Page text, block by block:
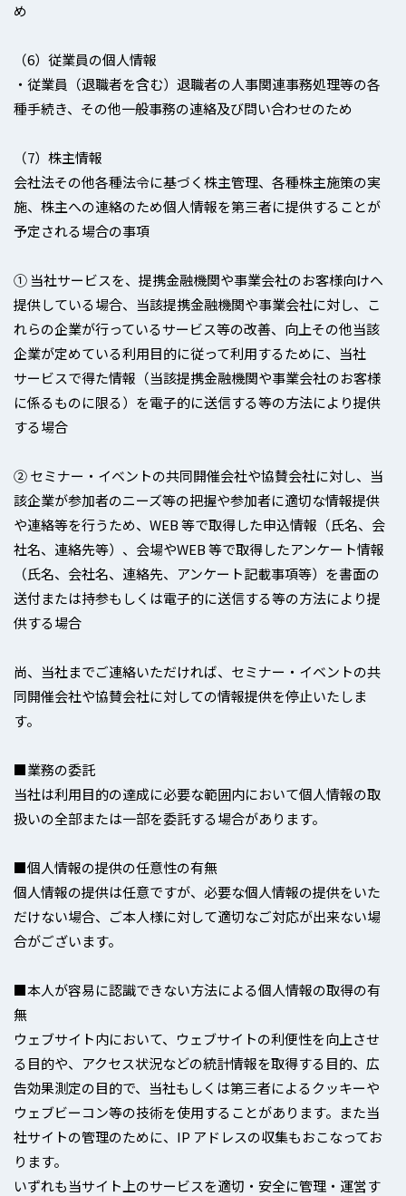
め
（6）従業員の個人情報
・従業員（退職者を含む）退職者の人事関連事務処理等の各
種手続き、その他一般事務の連絡及び問い合わせのため
（7）株主情報
会社法その他各種法令に基づく株主管理、各種株主施策の実
施、株主への連絡のため個人情報を第三者に提供することが
予定される場合の事項
① 当社サービスを、提携金融機関や事業会社のお客様向けへ
提供している場合、当該提携金融機関や事業会社に対し、こ
れらの企業が行っているサービス等の改善、向上その他当該
企業が定めている利用目的に従って利用するために、当社
サービスで得た情報（当該提携金融機関や事業会社のお客様
に係るものに限る）を電子的に送信する等の方法により提供
する場合
② セミナー・イベントの共同開催会社や協賛会社に対し、当
該企業が参加者のニーズ等の把握や参加者に適切な情報提供
や連絡等を行うため、WEB 等で取得した申込情報（氏名、会
社名、連絡先等）、会場やWEB 等で取得したアンケート情報
（氏名、会社名、連絡先、アンケート記載事項等）を書面の
送付または持参もしくは電子的に送信する等の方法により提
供する場合
尚、当社までご連絡いただければ、セミナー・イベントの共
同開催会社や協賛会社に対しての情報提供を停止いたしま
す。
■業務の委託
当社は利用目的の達成に必要な範囲内において個人情報の取
扱いの全部または一部を委託する場合があります。
■個人情報の提供の任意性の有無
個人情報の提供は任意ですが、必要な個人情報の提供をいた
だけない場合、ご本人様に対して適切なご対応が出来ない場
合がございます。
■本人が容易に認識できない方法による個人情報の取得の有
無
ウェブサイト内において、ウェブサイトの利便性を向上させ
る目的や、アクセス状況などの統計情報を取得する目的、広
告効果測定の目的で、当社もしくは第三者によるクッキーや
ウェブビーコン等の技術を使用することがあります。また当
社サイトの管理のために、IP アドレスの収集もおこなってお
ります。
いずれも当サイト上のサービスを適切・安全に管理・運営す